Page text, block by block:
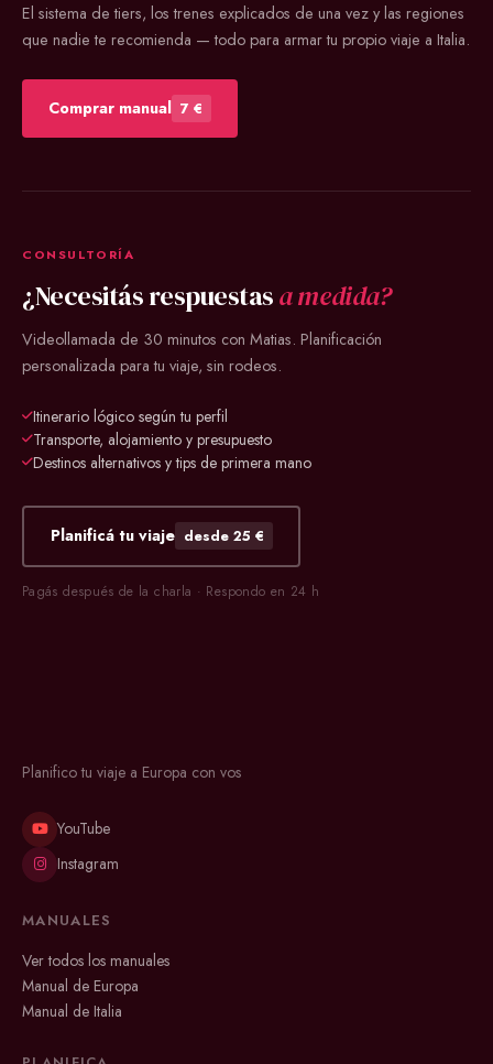
El sistema de tiers, los trenes explicados de una vez y las regiones
que nadie te recomienda — todo para armar tu propio viaje a Italia.
Comprar manual 7 €
CONSULTORÍA
¿Necesitás respuestasa medida?
Videollamada de 30 minutos con Matias. Planificación
personalizada para tu viaje, sin rodeos.
Itinerario lógico según tu perfil
Transporte, alojamiento y presupuesto
Destinos alternativos y tips de primera mano
Planificá tu viaje desde 25 €
Pagás después de la charla · Respondo en 24 h
Planifico tu viaje a Europa con vos
YouTube
Instagram
MANUALES
Ver todos los manuales
Manual de Europa
Manual de Italia